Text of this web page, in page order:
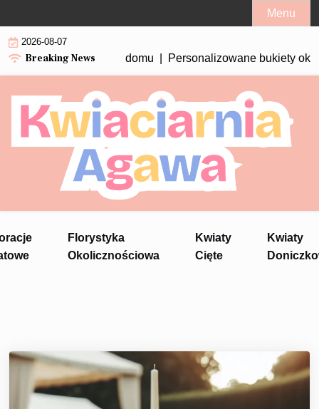
to
content
Menu
2026-08-07
Breaking News
do uprawy w domu |Personalizowane bukiety
Florystyka
Okolicznościowa
Kwiaty
Cięte
Kwiaty